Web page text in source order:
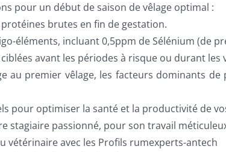
pour un début de saison de vêlage optimal :
brutes en fin de gestation.
éléments, incluant 0,5ppm de Sélénium (de
avant les périodes à risque ou durant les
au premier vêlage, les facteurs dominants
pour optimiser la santé et la productivité de
stagiaire passionné, pour son travail
vétérinaire avec les Profils rumexperts-antech